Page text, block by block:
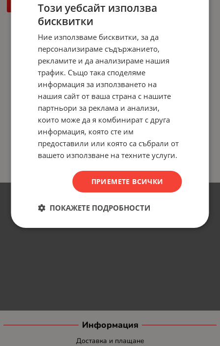
На страница по:
Информация
Доставка и плащане
Този уебсайт използва
бисквитки
Ние използваме бисквитки, за да
персонализираме съдържанието,
рекламите и да анализираме нашия
трафик. Също така споделяме
информация за използването на
нашия сайт от ваша страна с нашите
партньори за реклама и анализи,
които може да я комбинират с друга
информация, която сте им
предоставили или която са събрали от
вашето използване на техните услуги.
ПРИЕМЕТЕ ВСИЧКИ
ПОКАЖЕТЕ ПОДРОБНОСТИ